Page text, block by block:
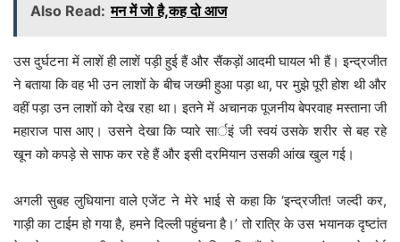
Also Read: मन में जो है,कह दो आज
उस दुर्घटना में लाशें ही लाशें पड़ी हुई हैं और सैंकड़ों आदमी घायल भी हैं। इन्द्रजीत
ने बताया कि वह भी उन लाशों के बीच जख्मी हुआ पड़ा था, पर मुझे पूरी होश थी और
वहीं पड़ा उन लाशों को देख रहा था। इतने में अचानक पूजनीय बेपरवाह मस्ताना जी
महाराज पास आए। उसने देखा कि प्यारे सार्इं जी स्वयं उसके शरीर से बह रहे
खून को कपड़े से साफ कर रहे हैं और इसी दरमियान उसकी आंख खुल गई।
अगली सुबह लुधियाना वाले एजेंट ने मेरे भाई से कहा कि ‘इन्द्रजीत! जल्दी कर,
गाड़ी का टाईम हो गया है, हमने दिल्ली पहुंचना है।’ तो रात्रि के उस भयानक दृष्टांत